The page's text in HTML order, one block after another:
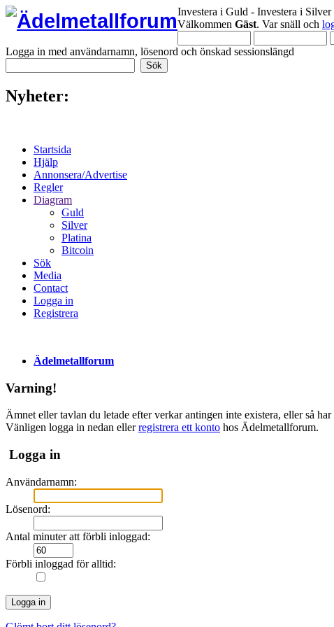
Investera i Guld - Investera i Silver
Välkommen Gäst. Var snäll och
Logga in med användarnamn, lösenord och önskad sessionslängd
Nyheter:
Startsida
Hjälp
Annonsera/Advertise
Regler
Diagram
Guld
Silver
Platina
Bitcoin
Sök
Media
Contact
Logga in
Registrera
Ädelmetallforum
Varning!
Ämnet eller tavlan du letade efter verkar antingen inte existera, eller så
Vänligen logga in nedan ellerregistrera ett konto hos Ädelmetallforum.
Logga in
Användarnamn:
Lösenord:
Antal minuter att förbli inloggad:
Förbli inloggad för alltid: